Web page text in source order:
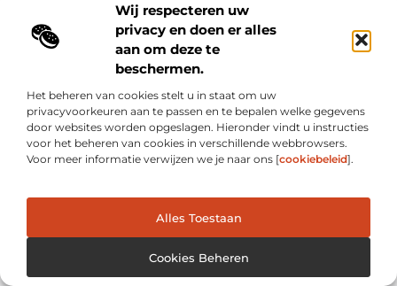
Wij respecteren uw
privacy en doen er alles
aan om deze te
beschermen.
Het beheren van cookies stelt u in staat om uw
privacyvoorkeuren aan te passen en te bepalen welke gegevens
door websites worden opgeslagen. Hieronder vindt u instructies
voor het beheren van cookies in verschillende webbrowsers.
Voor meer informatie verwijzen we je naar ons [cookiebeleid].
Alles Toestaan
Cookies Beheren
Ontdek de feestartikelen in Goes die je
evenement onvergetelijk maken
Als je ooit een evenement hebt georganiseerd, weet je hoe
belangrijk de juiste feestartikelen zijn. Ze tillen je feest naar een
hoger niveau en maken
Winkelen